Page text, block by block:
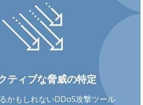
ティブな脅威の特定
かもしれないDDoS攻撃ツール